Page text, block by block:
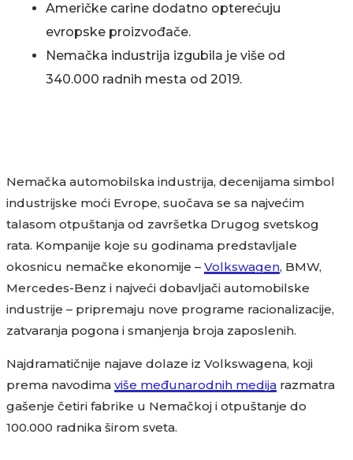
Američke carine dodatno opterećuju
evropske proizvođače.
Nemačka industrija izgubila je više od
340.000 radnih mesta od 2019.
Nemačka automobilska industrija, decenijama simbol
industrijske moći Evrope, suočava se sa najvećim
talasom otpuštanja od završetka Drugog svetskog
rata. Kompanije koje su godinama predstavljale
okosnicu nemačke ekonomije – Volkswagen, BMW,
Mercedes-Benz i najveći dobavljači automobilske
industrije – pripremaju nove programe racionalizacije,
zatvaranja pogona i smanjenja broja zaposlenih.
Najdramatičnije najave dolaze iz Volkswagena, koji
prema navodima više međunarodnih medija razmatra
gašenje četiri fabrike u Nemačkoj i otpuštanje do
100.000 radnika širom sveta.